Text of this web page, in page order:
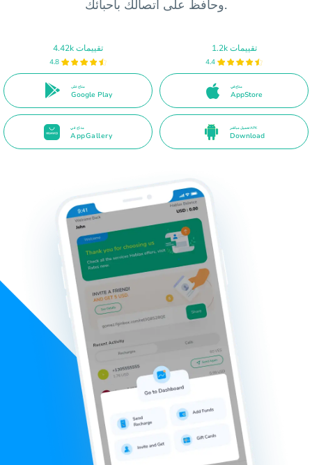
وحافظ على اتصالك بأحبائك.
4.42k تقييمات
4.8
متاح على
Google Play
1.2k تقييمات
4.4
متاح في
AppStore
متاح في
AppGallery
تحميل مباشر APK
Download